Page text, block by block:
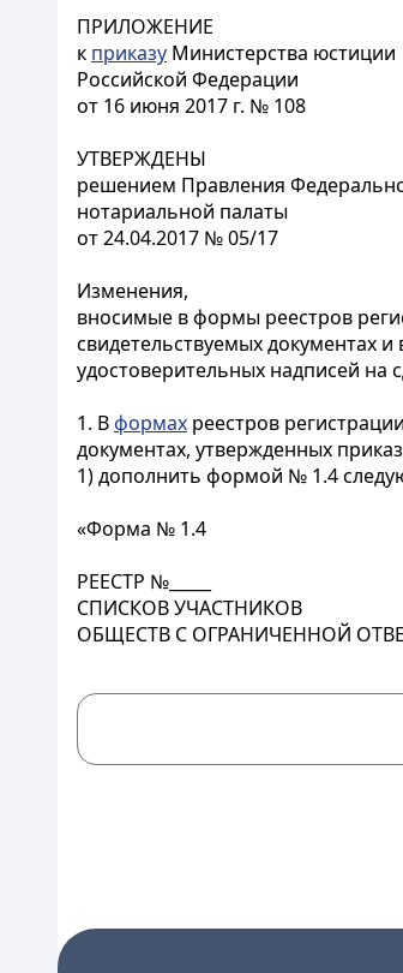
ПРИЛОЖЕНИЕ
к приказу Министерства юстиции
Российской Федерации
от 16 июня 2017 г. № 108
УТВЕРЖДЕНЫ
решением Правления
нотариальной палаты
от 24.04.2017 № 05/17
Изменения,
вносимые в формы реестров
свидетельствуемых документах
удостоверительных надписей на
1. Вформах реестров
документах, утвержденных
1) дополнить формой № 1.4
«Форма № 1.4
РЕЕСТР №_____
СПИСКОВ УЧАСТНИКОВ
ОБЩЕСТВ С ОГРАНИЧЕННОЙ